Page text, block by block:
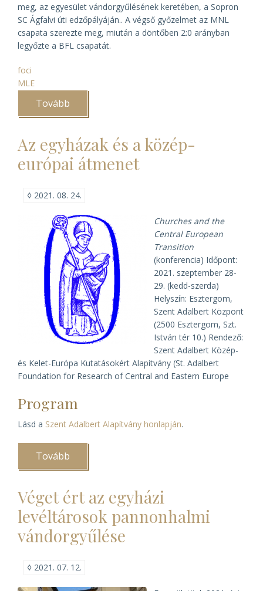
meg, az egyesület vándorgyűlésének keretében, a Sopron
SC Ágfalvi úti edzőpályáján.. A végső győzelmet az MNL
csapata szerezte meg, miután a döntőben 2:0 arányban
legyőzte a BFL csapatát.
foci
MLE
Tovább
kupa
Az egyházak és a közép-
európai átmenet
◊ 2021. 08. 24.
Churches and the
Central European
Transition
(konferencia) Időpont:
2021. szeptember 28-
29. (kedd-szerda)
Helyszín: Esztergom,
Szent Adalbert Központ
(2500 Esztergom, Szt.
István tér 10.) Rendező:
Szent Adalbert Közép-
és Kelet-Európa Kutatásokért Alapítvány (St. Adalbert
Foundation for Research of Central and Eastern Europe
Program
Lásd a Szent Adalbert Alapítvány honlapján.
Tovább
és
közép-
európai
átmenet
)
Véget ért az egyházi
levéltárosok pannonhalmi
vándorgyűlése
◊ 2021. 07. 12.